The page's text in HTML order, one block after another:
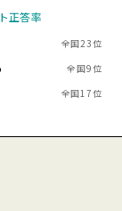
正答率
全国23位
全国9位
全国17位